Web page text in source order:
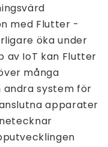
med Flutter -
öka under
av IoT kan Flutter
många
system för
apparater